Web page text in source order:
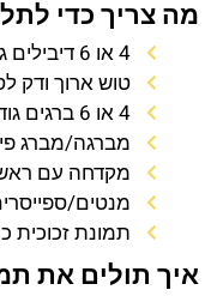
מה צריך כדי
4 או 6 דיבילים גודל 7
טוש ארוך ודק
4 או 6 ברגים גודל 7
מברגה/מברג
מקדחה עם ראש
מנטים/
תמונת זכוכית
איך תולים את